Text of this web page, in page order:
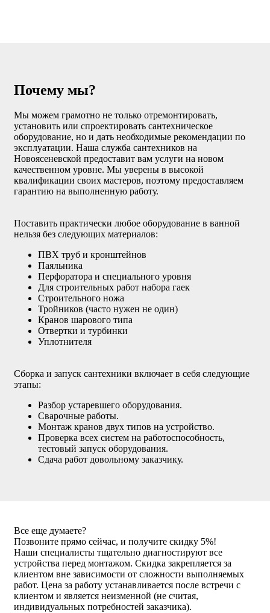
Почему мы?
Мы можем грамотно не только отремонтировать,
установить или спроектировать сантехническое
оборудование, но и дать необходимые рекомендации по
эксплуатации. Наша служба сантехников на
Новоясеневской предоставит вам услуги на новом
качественном уровне. Мы уверены в высокой
квалификации своих мастеров, поэтому предоставляем
гарантию на выполненную работу.
Поставить практически любое оборудование в ванной
нельзя без следующих материалов:
ПВХ труб и кронштейнов
Паяльника
Перфоратора и специального уровня
Для строительных работ набора гаек
Строительного ножа
Тройников (часто нужен не один)
Кранов шарового типа
Отвертки и турбинки
Уплотнителя
Сборка и запуск сантехники включает в себя следующие
этапы:
Разбор устаревшего оборудования.
Сварочные работы.
Монтаж кранов двух типов на устройство.
Проверка всех систем на работоспособность,
тестовый запуск оборудования.
Сдача работ довольному заказчику.
Все еще думаете?
Позвоните прямо сейчас, и получите скидку 5%!
Наши специалисты тщательно диагностируют все
устройства перед монтажом. Скидка закрепляется за
клиентом вне зависимости от сложности выполняемых
работ. Цена за работу устанавливается после встречи с
клиентом и является неизменной (не считая,
индивидуальных потребностей заказчика).